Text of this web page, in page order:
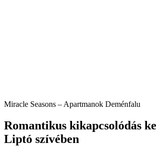
Miracle Seasons – Apartmanok Deménfalu
Romantikus kikapcsolódás
Liptó szívében